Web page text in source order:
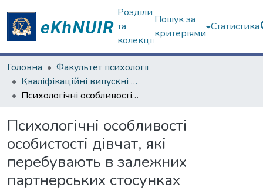
Розділи
та
колекції
Пошук за
критеріями
Статистика
Головна
Факультет психології
Кваліфікаційні випускні роботи магістрів. Факультет психології
Психологічні особливості особистості дівчат, які перебувають в залежних партнерських стосунках
Психологічні особливості
особистості дівчат, які
перебувають в залежних
партнерських стосунках